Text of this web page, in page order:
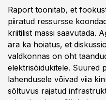
Raport toonitab, et
piiratud ressursse
kriitilist massi saavutada.
ära ka hoiatus, et
valdkonnas on oht
elektrisõidukitele. Suured
lahendusele võivad viia
sõltuvus rajatud